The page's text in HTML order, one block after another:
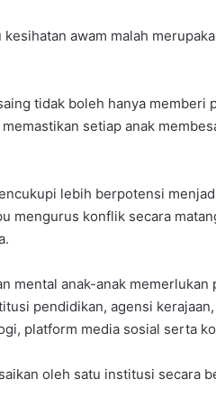
awam malah
tidak boleh hanya memberi
setiap anak
lebih berpotensi
mengurus konflik secara
mental anak-anak
pendidikan, agensi
platform media sosial serta
oleh satu institusi secara